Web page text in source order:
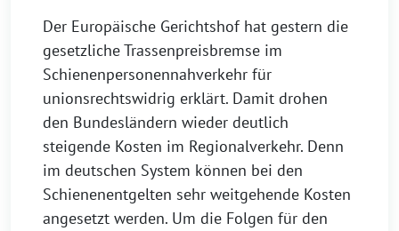
Der Europäische Gerichtshof hat gestern die
gesetzliche Trassenpreisbremse im
Schienenpersonennahverkehr für
unionsrechtswidrig erklärt. Damit drohen
den Bundesländern wieder deutlich
steigende Kosten im Regionalverkehr. Denn
im deutschen System können bei den
Schienenentgelten sehr weitgehende Kosten
angesetzt werden. Um die Folgen für den